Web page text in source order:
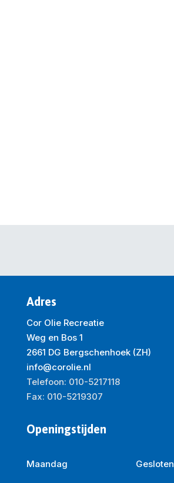
Adres
Cor Olie Recreatie
Weg en Bos 1
2661 DG Bergschenhoek (ZH)
info@corolie.nl
Telefoon: 010-5217118
Fax: 010-5219307
Openingstijden
Maandag Gesloten